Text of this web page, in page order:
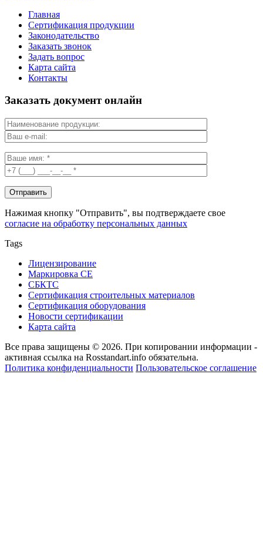
Главная
Сертификация продукции
Законодательство
Заказать звонок
Задать вопрос
Карта сайта
Контакты
Заказать документ онлайн
Нажимая кнопку "Отправить", вы подтверждаете свое
согласие на обработку персональных данных
Tags
Лицензирование
Маркировка СЕ
СБКТС
Сертификация строительных материалов
Сертификация оборудования
Новости сертификации
Карта сайта
Все права защищены © 2026. При копировании информации -
активная ссылка на Rosstandart.info обязательна.
Политика конфиденциальности Пользовательское соглашение